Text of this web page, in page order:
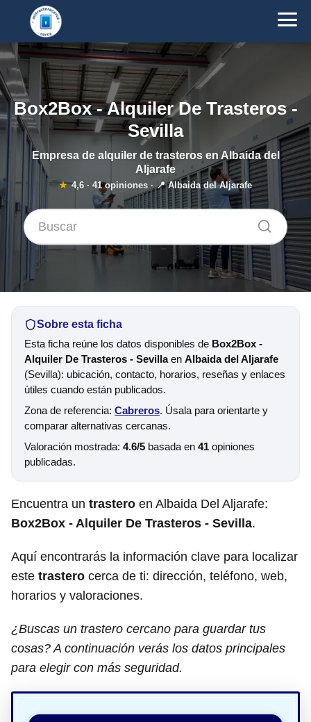
Box2Box - Alquiler De Trasteros -
Sevilla
Empresa de alquiler de trasteros en Albaida del
Aljarafe
★ 4,6 · 41opiniones · 📍 Albaida del Aljarafe
Sobre esta ficha
Esta ficha reúne los datos disponibles de Box2Box -
Alquiler De Trasteros - Sevillaen Albaida del Aljarafe
(Sevilla): ubicación, contacto, horarios, reseñas y enlaces
útiles cuando están publicados.
Zona de referencia: Cabreros. Úsala para orientarte y
comparar alternativas cercanas.
Valoración mostrada: 4.6/5 basada en 41 opiniones
publicadas.
Encuentra un trastero en Albaida Del Aljarafe:
Box2Box - Alquiler De Trasteros - Sevilla.
Aquí encontrarás la información clave para localizar
este trastero cerca de ti: dirección, teléfono, web,
horarios y valoraciones.
¿Buscas un trastero cercano para guardar tus
cosas? A continuación verás los datos principales
para elegir con más seguridad.